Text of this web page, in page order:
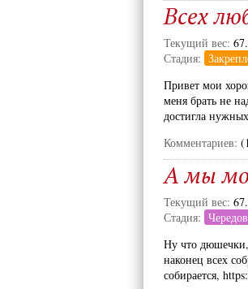
Всех
Текущий вес:
Стадия:
Привет мои
меня брать не
достигла
Комментариев:
А мы
Текущий вес:
Стадия:
Ну что
наконец всех
собирается,